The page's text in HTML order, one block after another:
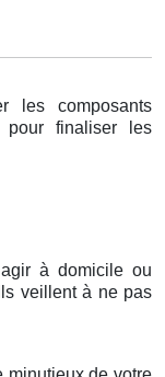
les composants
pour finaliser les
à domicile ou
veillent à ne pas